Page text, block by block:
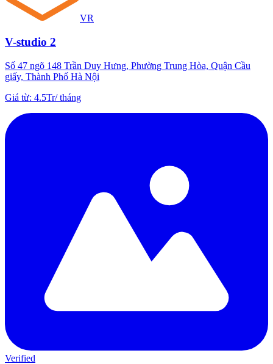
VR
V-studio 2
Số 47 ngõ 148 Trần Duy Hưng, Phường Trung Hòa, Quận Cầu
giấy, Thành Phố Hà Nội
Giá từ: 4.5Tr/tháng
Verified